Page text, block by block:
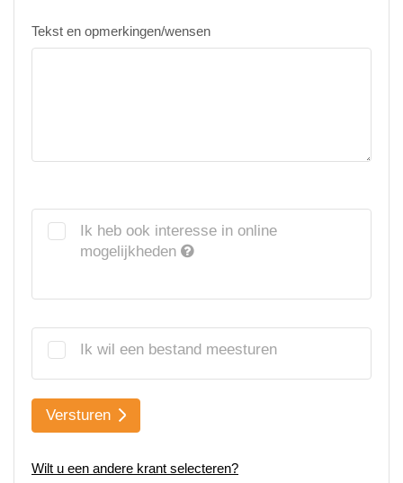
Tekst en opmerkingen/wensen
Ik heb ook interesse in online
mogelijkheden
Ik wil een bestand meesturen
Versturen
Wilt u een andere krant selecteren?